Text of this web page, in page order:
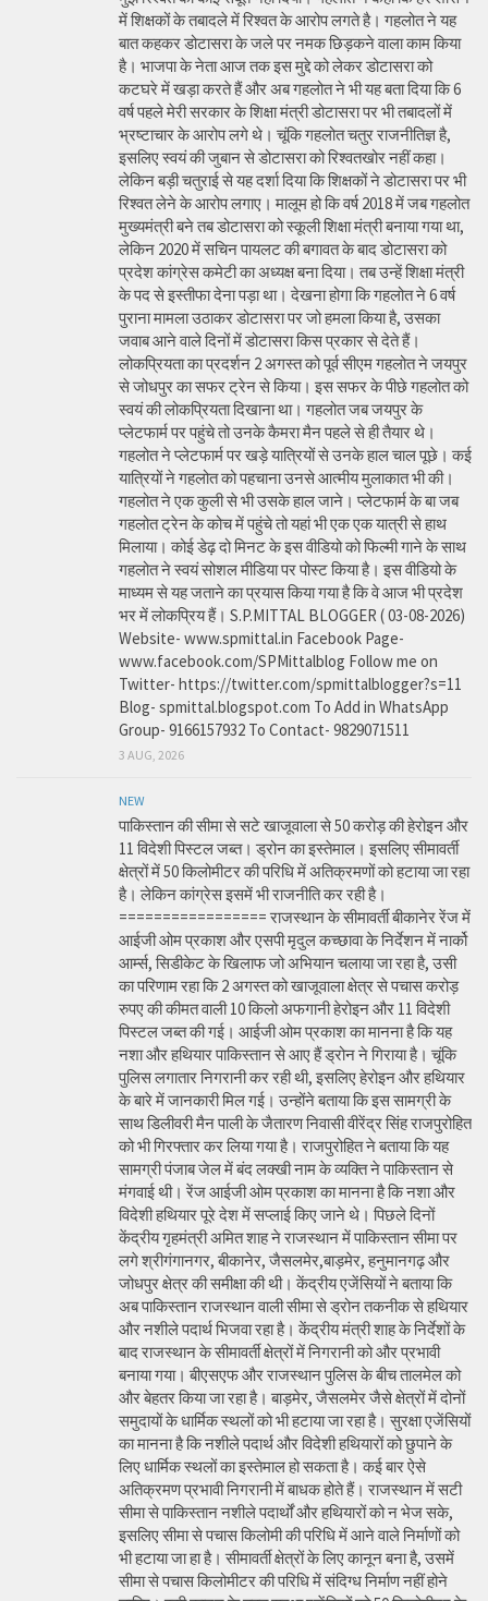
में शिक्षकों के तबादले में रिश्वत के आरोप लगते है। गहलोत ने यह
बात कहकर डोटासरा के जले पर नमक छिड़कने वाला काम किया
है। भाजपा के नेता आज तक इस मुद्दे को लेकर डोटासरा को
कटघरे में खड़ा करते हैं और अब गहलोत ने भी यह बता दिया कि 6
वर्ष पहले मेरी सरकार के शिक्षा मंत्री डोटासरा पर भी तबादलों में
भ्रष्टाचार के आरोप लगे थे। चूंकि गहलोत चतुर राजनीतिज्ञ है,
इसलिए स्वयं की जुबान से डोटासरा को रिश्वतखोर नहीं कहा।
लेकिन बड़ी चतुराई से यह दर्शा दिया कि शिक्षकों ने डोटासरा पर भी
रिश्वत लेने के आरोप लगाए। मालूम हो कि वर्ष 2018 में जब गहलोत
मुख्यमंत्री बने तब डोटासरा को स्कूली शिक्षा मंत्री बनाया गया था,
लेकिन 2020 में सचिन पायलट की बगावत के बाद डोटासरा को
प्रदेश कांग्रेस कमेटी का अध्यक्ष बना दिया। तब उन्हें शिक्षा मंत्री
के पद से इस्तीफा देना पड़ा था। देखना होगा कि गहलोत ने 6 वर्ष
पुराना मामला उठाकर डोटासरा पर जो हमला किया है, उसका
जवाब आने वाले दिनों में डोटासरा किस प्रकार से देते हैं।
लोकप्रियता का प्रदर्शन 2 अगस्त को पूर्व सीएम गहलोत ने जयपुर
से जोधपुर का सफर ट्रेन से किया। इस सफर के पीछे गहलोत को
स्वयं की लोकप्रियता दिखाना था। गहलोत जब जयपुर के
प्लेटफार्म पर पहुंचे तो उनके कैमरा मैन पहले से ही तैयार थे।
गहलोत ने प्लेटफार्म पर खड़े यात्रियों से उनके हाल चाल पूछे। कई
यात्रियों ने गहलोत को पहचाना उनसे आत्मीय मुलाकात भी की।
गहलोत ने एक कुली से भी उसके हाल जाने। प्लेटफार्म के बा जब
गहलोत ट्रेन के कोच में पहुंचे तो यहां भी एक एक यात्री से हाथ
मिलाया। कोई डेढ़ दो मिनट के इस वीडियो को फिल्मी गाने के साथ
गहलोत ने स्वयं सोशल मीडिया पर पोस्ट किया है। इस वीडियो के
माध्यम से यह जताने का प्रयास किया गया है कि वे आज भी प्रदेश
भर में लोकप्रिय हैं। S.P.MITTAL BLOGGER ( 03-08-2026)
Website- www.spmittal.in Facebook Page-
www.facebook.com/SPMittalblog Follow me on
Twitter- https://twitter.com/spmittalblogger?s=11
Blog- spmittal.blogspot.com To Add in WhatsApp
Group- 9166157932 To Contact- 9829071511
3 AUG, 2026
NEW
पाकिस्तान की सीमा से सटे खाजूवाला से 50 करोड़ की हेरोइन और
11 विदेशी पिस्टल जब्त। ड्रोन का इस्तेमाल। इसलिए सीमावर्ती
क्षेत्रों में 50 किलोमीटर की परिधि में अतिक्रमणों को हटाया जा रहा
है। लेकिन कांग्रेस इसमें भी राजनीति कर रही है।
================= राजस्थान के सीमावर्ती बीकानेर रेंज में
आईजी ओम प्रकाश और एसपी मृदुल कच्छावा के निर्देशन में नार्को
आर्म्स, सिडीकेट के खिलाफ जो अभियान चलाया जा रहा है, उसी
का परिणाम रहा कि 2 अगस्त को खाजूवाला क्षेत्र से पचास करोड़
रुपए की कीमत वाली 10 किलो अफगानी हेरोइन और 11 विदेशी
पिस्टल जब्त की गई। आईजी ओम प्रकाश का मानना है कि यह
नशा और हथियार पाकिस्तान से आए हैं ड्रोन ने गिराया है। चूंकि
पुलिस लगातार निगरानी कर रही थी, इसलिए हेरोइन और हथियार
के बारे में जानकारी मिल गई। उन्होंने बताया कि इस सामग्री के
साथ डिलीवरी मैन पाली के जैतारण निवासी वीरेंद्र सिंह राजपुरोहित
को भी गिरफ्तार कर लिया गया है। राजपुरोहित ने बताया कि यह
सामग्री पंजाब जेल में बंद लक्खी नाम के व्यक्ति ने पाकिस्तान से
मंगवाई थी। रेंज आईजी ओम प्रकाश का मानना है कि नशा और
विदेशी हथियार पूरे देश में सप्लाई किए जाने थे। पिछले दिनों
केंद्रीय गृहमंत्री अमित शाह ने राजस्थान में पाकिस्तान सीमा पर
लगे श्रीगंगानगर, बीकानेर, जैसलमेर,बाड़मेर, हनुमानगढ़ और
जोधपुर क्षेत्र की समीक्षा की थी। केंद्रीय एजेंसियों ने बताया कि
अब पाकिस्तान राजस्थान वाली सीमा से ड्रोन तकनीक से हथियार
और नशीले पदार्थ भिजवा रहा है। केंद्रीय मंत्री शाह के निर्देशों के
बाद राजस्थान के सीमावर्ती क्षेत्रों में निगरानी को और प्रभावी
बनाया गया। बीएसएफ और राजस्थान पुलिस के बीच तालमेल को
और बेहतर किया जा रहा है। बाड़मेर, जैसलमेर जैसे क्षेत्रों में दोनों
समुदायों के धार्मिक स्थलों को भी हटाया जा रहा है। सुरक्षा एजेंसियों
का मानना है कि नशीले पदार्थ और विदेशी हथियारों को छुपाने के
लिए धार्मिक स्थलों का इस्तेमाल हो सकता है। कई बार ऐसे
अतिक्रमण प्रभावी निगरानी में बाधक होते हैं। राजस्थान में सटी
सीमा से पाकिस्तान नशीले पदार्थों और हथियारों को न भेज सके,
इसलिए सीमा से पचास किलोमी की परिधि में आने वाले निर्माणों को
भी हटाया जा हा है। सीमावर्ती क्षेत्रों के लिए कानून बना है, उसमें
सीमा से पचास किलोमीटर की परिधि में संदिग्ध निर्माण नहीं होने